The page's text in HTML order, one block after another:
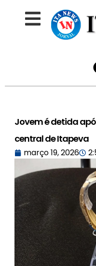
Jovem é detida
central de Itapeva
março 19, 2026